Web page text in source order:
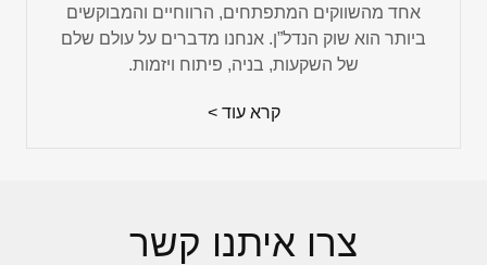
אחד מהשווקים המתפתחים, הרווחיים והמבוקשים
ביותר הוא שוק הנדל”ן. אנחנו מדברים על עולם שלם
של השקעות, בניה, פיתוח ויזמות.
קרא עוד >
צרו איתנו קשר